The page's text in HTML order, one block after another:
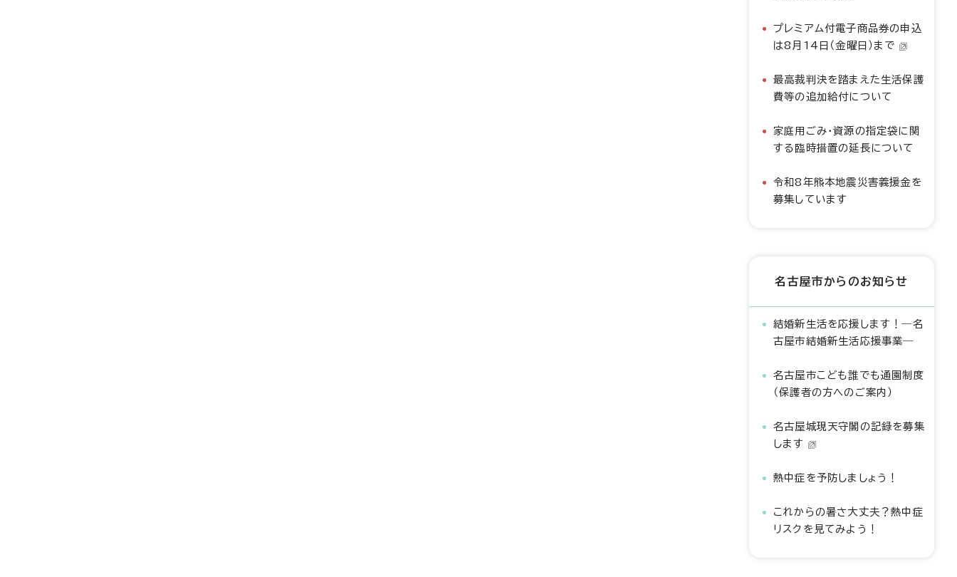
プレミアム付電子商品券の申込
は8月14日（金曜日）まで
最高裁判決を踏まえた生活保護
費等の追加給付について
家庭用ごみ・資源の指定袋に関
する臨時措置の延長について
令和8年熊本地震災害義援金を
募集しています
名古屋市からのお知らせ
結婚新生活を応援します！―名
古屋市結婚新生活応援事業―
名古屋市こども誰でも通園制度
（保護者の方へのご案内）
名古屋城現天守閣の記録を募集
します
熱中症を予防しましょう！
これからの暑さ大丈夫？熱中症
リスクを見てみよう！